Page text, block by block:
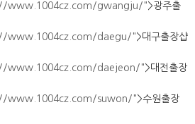
www.1004cz.com/gwangju/">광주출
www.1004cz.com/daegu/">대구출장샵
www.1004cz.com/daejeon/">대전출장
www.1004cz.com/suwon/">수원출장